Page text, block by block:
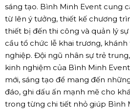
sáng tạo. Bình Minh Event cung
từ lên ý tưởng, thiết kế chương
thiết bị đến thi công và quản lý
cầu tổ chức lễ khai trương,
nghiệp. Đội ngũ nhân sự trẻ
kinh nghiệm của Bình Minh
mới, sáng tạo để mang đến
đáo, ghi dấu ấn mạnh mẽ cho
trong từng chi tiết nhỏ giúp Bình